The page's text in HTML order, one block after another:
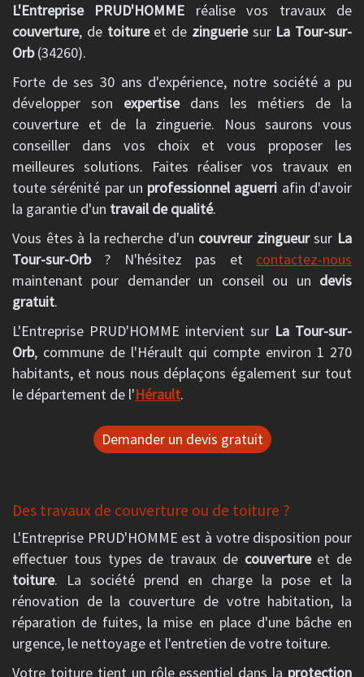
L'Entreprise PRUD'HOMME réalise vos travaux de
couverture, de toitureet de zingueriesur La Tour-sur-
Orb(34260).
Forte de ses 30 ans d'expérience, notre société a pu
développer son expertisedans les métiers de la
couverture et de la zinguerie. Nous saurons vous
conseiller dans vos choix et vous proposer les
meilleures solutions. Faites réaliser vos travaux en
toute sérénité par un professionnel aguerri afin d'avoir
la garantie d'un travail de qualité.
Vous êtes à la recherche d'un couvreur zingueursur La
Tour-sur-Orb? N'hésitez pas et contactez-nous
maintenant pour demander un conseil ou un devis
gratuit.
L'Entreprise PRUD'HOMME intervient sur La Tour-sur-
Orb, commune de l'Hérault qui compte environ 1 270
habitants, et nous nous déplaçons également sur tout
le département de l'Hérault.
Demander un devis gratuit
Des travaux de couverture ou de toiture ?
L'Entreprise PRUD'HOMME est à votre disposition pour
effectuer tous types de travaux de couvertureet de
toiture. La société prend en charge la pose et la
rénovation de la couverture de votre habitation, la
réparation de fuites, la mise en place d'une bâche en
urgence, le nettoyage et l'entretien de votre toiture.
Votre toiture tient un rôle essentiel dans la protection